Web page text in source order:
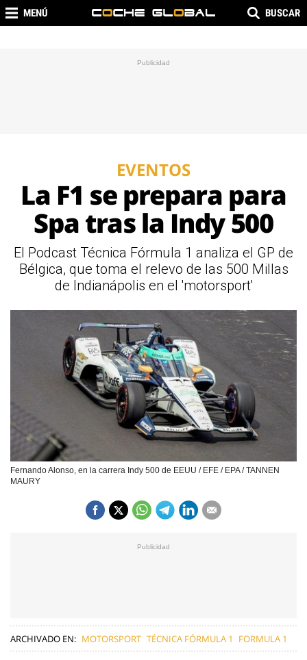
MENÚ BUSCAR
EVENTOS
La F1 se prepara para
Spa tras la Indy 500
El Podcast Técnica Fórmula 1 analiza el GP de
Bélgica, que toma el relevo de las 500 Millas
de Indianápolis en el 'motorsport'
Fernando Alonso, en la carrera Indy 500 de EEUU / EFE / EPA / TANNEN
MAURY
ARCHIVADO EN: MOTORSPORT TÉCNICA FÓRMULA 1 FORMULA 1